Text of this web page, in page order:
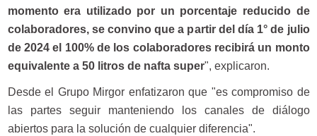
momento era utilizado por un porcentaje reducido de
colaboradores, se convino que a partir del día 1° de julio
de 2024 el 100% de los colaboradores recibirá un monto
equivalente a 50 litros de nafta super", explicaron.
Desde el Grupo Mirgor enfatizaron que "es compromiso de
las partes seguir manteniendo los canales de diálogo
abiertos para la solución de cualquier diferencia".